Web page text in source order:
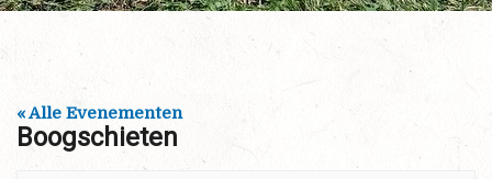
« Alle Evenementen
Boogschieten